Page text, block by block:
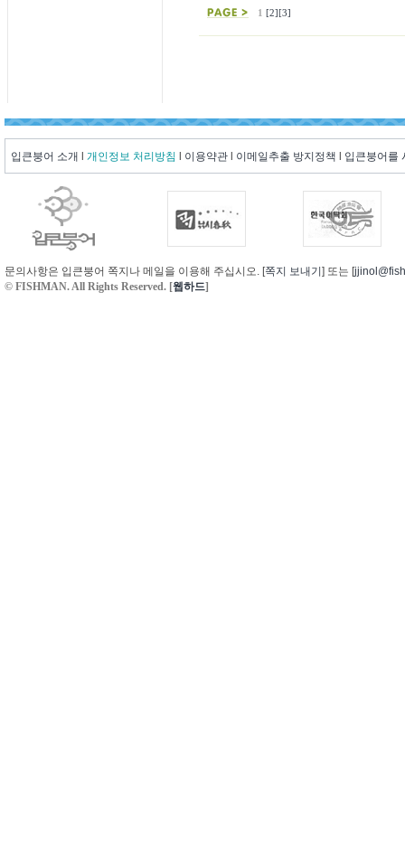
1 [2] [3]
입큰붕어 소개 개인정보 처리방침 이용약관 이메일추출 방지정책 입큰붕어를
문의사항은 입큰붕어 쪽지나 메일을 이용해 주십시오. [쪽지 보내기 ] 또는 [
© FISHMAN. All Rights Reserved. [웹하드]